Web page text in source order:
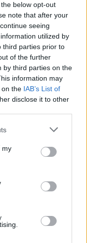
below opt-out
note that after your
seeing
utilized by
third parties prior to
of the further
by third parties on the
information may
on the IAB’s List of
disclose it to other
my